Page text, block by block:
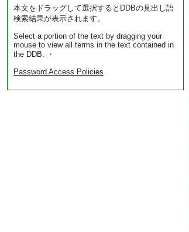
本文をドラッグして選択するとDDBの見出し語
検索結果が表示されます。
Select a portion of the text by dragging your
mouse to view all terms in the text contained in
the DDB. ・
Password Access Policies